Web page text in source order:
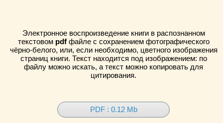
Электронное воспроизведение книги в распознанном
текстовом pdfфайле с сохранением фотографического
чёрно-белого, или, если необходимо, цветного изображения
страниц книги. Текст находится под изображением: по
файлу можно искать, а текст можно копировать для
цитирования.
PDF : 0.12 Mb